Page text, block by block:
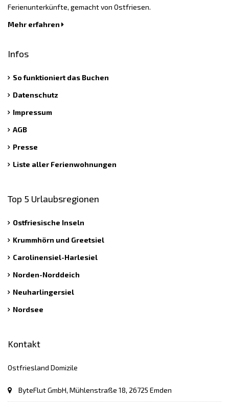
Ferienunterkünfte, gemacht von Ostfriesen.
Mehr erfahren
Infos
So funktioniert das Buchen
Datenschutz
Impressum
AGB
Presse
Liste aller Ferienwohnungen
Top 5 Urlaubsregionen
Ostfriesische Inseln
Krummhörn und Greetsiel
Carolinensiel-Harlesiel
Norden-Norddeich
Neuharlingersiel
Nordsee
Kontakt
Ostfriesland Domizile
ByteFlut GmbH, Mühlenstraße 18, 26725 Emden